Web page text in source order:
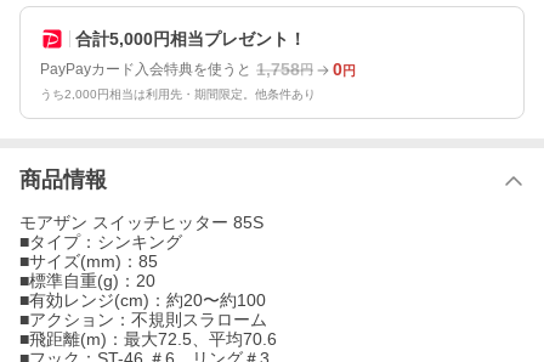
合計5,000円相当プレゼント！
PayPayカード入会特典を使うと 1,758円 0円
うち2,000円相当は利用先・期間限定。他条件あり
商品情報
モアザン スイッチヒッター 85S
■タイプ：シンキング
■サイズ(mm)：85
■標準自重(g)：20
■有効レンジ(cm)：約20〜約100
■アクション：不規則スラローム
■飛距離(m)：最大72.5、平均70.6